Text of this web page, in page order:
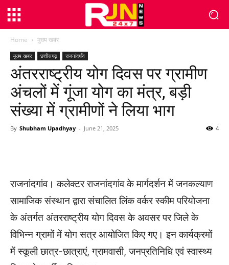
Home मुख्य खबर
मुख्य खबर छत्तीसगढ़ राजनांदगाँव
अंतरराष्ट्रीय योग दिवस पर ग्रामीण
अंचलों में गूंजा योग का मंत्र, बड़ी
संख्या में ग्रामीणों ने लिया भाग
By Shubham Upadhyay - June 21, 2025 4
राजनांदगांव। कलेक्टर राजनांदगांव के मार्गदर्शन में जनकल्याण
सामाजिक संस्थान द्वारा संचालित लिंक वर्कर स्कीम परियोजना
के अंतर्गत अंतरराष्ट्रीय योग दिवस के अवसर पर जिले के
विभिन्न ग्रामों में योग सत्र आयोजित किए गए। इन कार्यक्रमों
में स्कूली छात्र-छात्राएं, ग्रामवासी, जनप्रतिनिधि एवं स्वास्थ्य